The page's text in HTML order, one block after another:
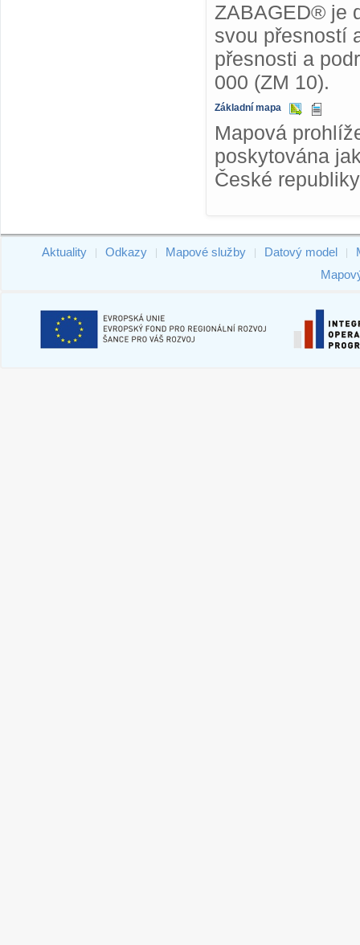
ZABAGED® je
svou přesností
přesnosti a
000 (ZM 10).
Základní mapa
Mapová
poskytována
České
Aktuality Odkazy Mapové služby Datový model